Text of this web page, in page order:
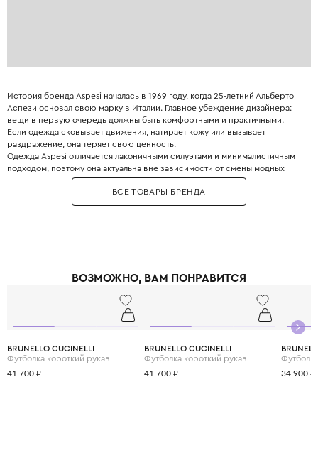
История бренда Aspesi началась в 1969 году, когда 25-летний Альберто
Аспези основал свою марку в Италии. Главное убеждение дизайнера:
вещи в первую очередь должны быть комфортными и практичными.
Если одежда сковывает движения, натирает кожу или вызывает
раздражение, она теряет свою ценность.
Одежда Aspesi отличается лаконичными силуэтами и минималистичным
подходом, поэтому она актуальна вне зависимости от смены модных
Идеальная сочетаемость – все изделия гармонируют друг с другом и с
одеждой других марок. Минимальное количество предметов позволяет
ВСЕ ТОВАРЫ БРЕНДА
ВОЗМОЖНО, ВАМ ПОНРАВИТСЯ
BRUNELLO CUCINELLI
Футболка короткий рукав
41 700 ₽
BRUNELLO CUCINELLI
Футболка короткий рукав
41 700 ₽ 34 900 ₽